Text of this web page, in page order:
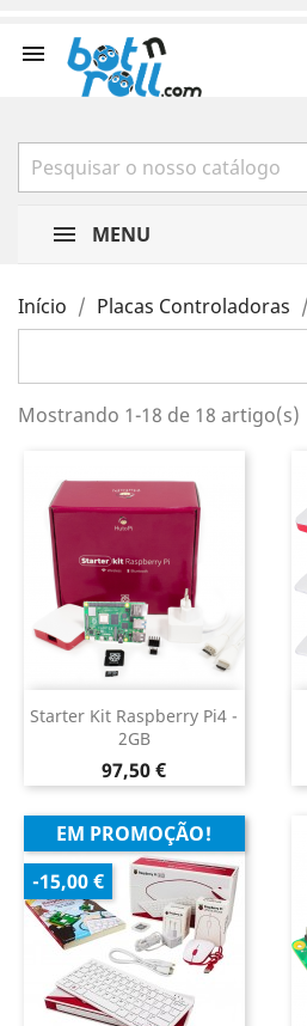

MENU
Início Placas Controladoras
Mostrando 1-18 de 18 artigo(s)
Starter Kit Raspberry Pi4 -
2GB
Preço
97,50 €
EM PROMOÇÃO!
-15,00 €